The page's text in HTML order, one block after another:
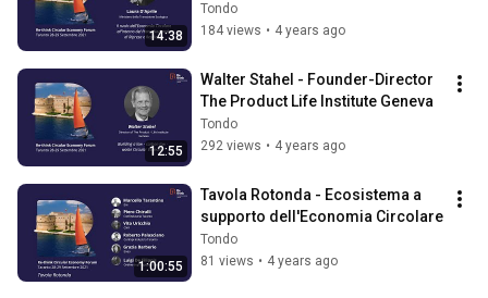
14:38
Tondo
184 views • 4 years ago
12:55
Walter Stahel - Founder-Director
The Product Life Institute Geneva
Tondo
292 views • 4 years ago
1:00:55
Tavola Rotonda - Ecosistema a
supporto dell'Economia Circolare
Tondo
81 views • 4 years ago